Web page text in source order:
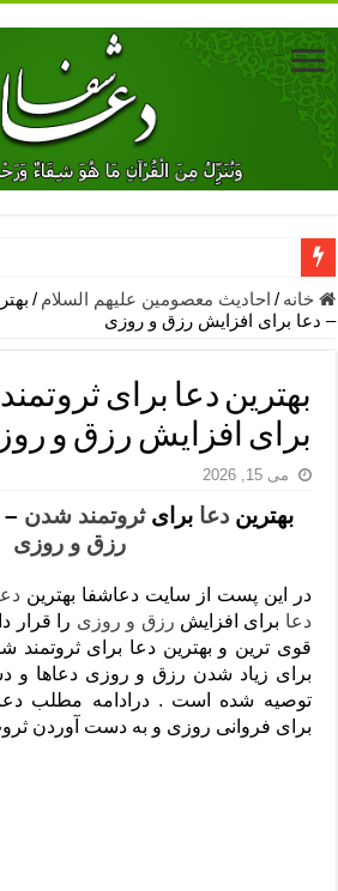
دعای جلب محبت فوری معشوق – دعای
دعای مشکل گشا برای رفع فقر – ذکرهای
معجزات دعای یا من اظهر الجمیل – دعای
مهم ترین اذکار الهی و فضیلت آن ها –
دعا برای ترس بچه ها در خواب – دعای ترس
نماز حاجت برای کار گشایی- دعای رفع
دعای رفع فقر و طلب رزق و روزی – آیه‌
لا حول ولا قوة الا بالله برای چشم زخم –
دعای قوی رفع ترس – دعای مجرب برای
دعا برای پولدار شدن در یک روز – دعای
خانه / احادیث معصومین علیهم السلام /
– دعا برای افزایش رزق و روزی
بهترین دعا برای
برای افزایش رزق و
می 15, 2026
بهترین دعا برایثروتمند شدن –
رزق و روزی
در این پست از سایت دعاشفا بهترین
دعا برای افزایش رزق و روزی را قرار
قوی ترین و بهترین دعا برای ثروتمند
برای زیاد شدن رزق و روزی دعاها و
توصیه شده است . درادامه مطلب
برای فروانی روزی و به دست آوردن